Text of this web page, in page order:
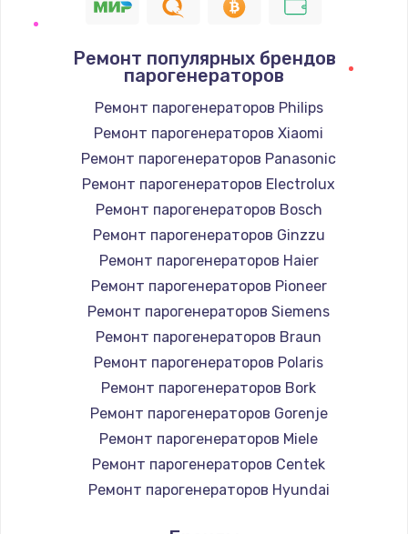
Ремонт популярных брендов
парогенераторов
Ремонт парогенераторов Philips
Ремонт парогенераторов Xiaomi
Ремонт парогенераторов Panasonic
Ремонт парогенераторов Electrolux
Ремонт парогенераторов Bosch
Ремонт парогенераторов Ginzzu
Ремонт парогенераторов Haier
Ремонт парогенераторов Pioneer
Ремонт парогенераторов Siemens
Ремонт парогенераторов Braun
Ремонт парогенераторов Polaris
Ремонт парогенераторов Bork
Ремонт парогенераторов Gorenje
Ремонт парогенераторов Miele
Ремонт парогенераторов Centek
Ремонт парогенераторов Hyundai